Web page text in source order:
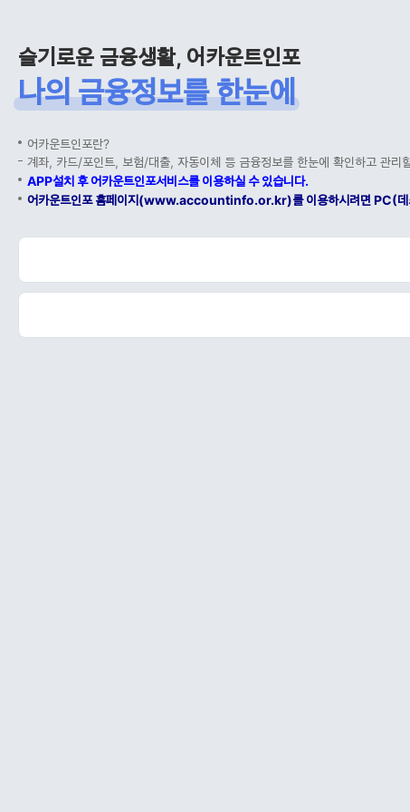
슬기로운 금융생활, 어카운트인포
나의 금융정보를 한눈에
어카운트인포란?
계좌, 카드/포인트, 보험/대출, 자동이체 등 금융정보를 한눈에 확인하고 관리
APP설치 후 어카운트인포서비스를 이용하실 수 있습니다.
어카운트인포 홈페이지(www.accountinfo.or.kr)를 이용하시려면 PC(데